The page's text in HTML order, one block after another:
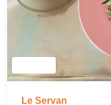
Le Servan